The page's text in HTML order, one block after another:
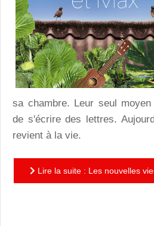
sa chambre. Leur seul
de s'écrire des lettres.
revient à la vie.
Lire la suite : Les nouvelles